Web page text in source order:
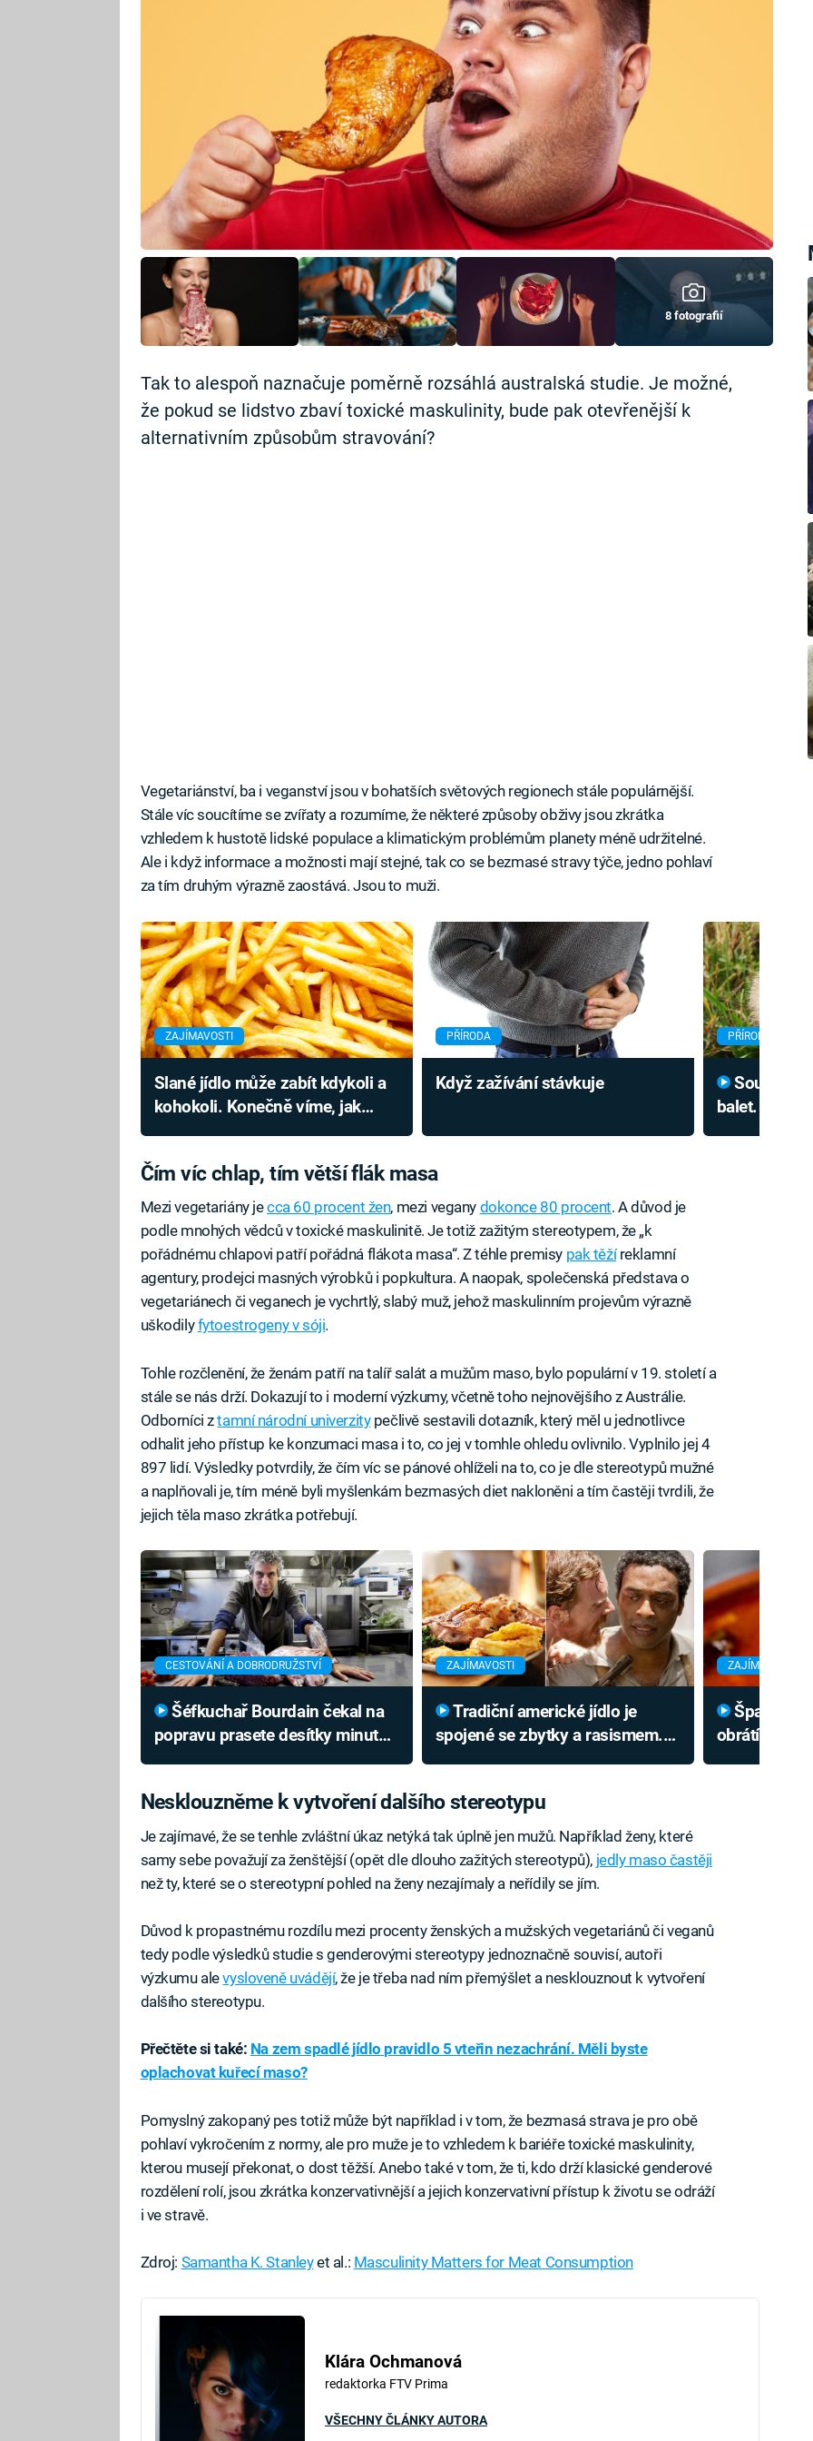
8 fotografií
Tak to alespoň naznačuje poměrně rozsáhlá australská studie. Je možné,
že pokud se lidstvo zbaví toxické maskulinity, bude pak otevřenější k
alternativním způsobům stravování?
Vegetariánství, ba i veganství jsou v bohatších světových regionech stále populárnější.
Stále víc soucítíme se zvířaty a rozumíme, že některé způsoby obživy jsou zkrátka
vzhledem k hustotě lidské populace a klimatickým problémům planety méně udržitelné.
Ale i když informace a možnosti mají stejné, tak co se bezmasé stravy týče, jedno pohlaví
za tím druhým výrazně zaostává. Jsou to muži.
ZAJÍMAVOSTI
Slané jídlo může zabít kdykoli a
kohokoli. Konečně víme, jak
PŘÍRODA
Když zažívání stávkuje
PŘÍRODA
Souboje křečků připomínají
balet. Jejich
Čím víc chlap, tím větší flák masa
Mezi vegetariány jecca 60 procent žen, mezi vegany dokonce 80 procent. A důvod je
podle mnohých vědců v toxické maskulinitě. Je totiž zažitým stereotypem, že „k
pořádnému chlapovi patří pořádná flákota masa“. Z téhle premisy pak těžíreklamní
agentury, prodejci masných výrobků i popkultura. A naopak, společenská představa o
vegetariánech či veganech je vychrtlý, slabý muž, jehož maskulinním projevům výrazně
uškodilyfytoestrogeny v sóji.
Tohle rozčlenění, že ženám patří na talíř salát a mužům maso, bylo populární v 19. století a
stále se nás drží. Dokazují to i moderní výzkumy, včetně toho nejnovějšího z Austrálie.
Odborníci ztamní národní univerzitypečlivě sestavili dotazník, který měl u jednotlivce
odhalit jeho přístup ke konzumaci masa i to, co jej v tomhle ohledu ovlivnilo. Vyplnilo jej 4
897 lidí. Výsledky potvrdily, že čím víc se pánové ohlíželi na to, co je dle stereotypů mužné
a naplňovali je, tím méně byli myšlenkám bezmasých diet nakloněni a tím častěji tvrdili, že
jejich těla maso zkrátka potřebují.
CESTOVÁNÍ A DOBRODRUŽSTVÍ
Šéfkuchař Bourdain čekal na
popravu prasete desítky minut
ZAJÍMAVOSTI
Tradiční americké jídlo je
spojené se zbytky a rasismem.
ZAJÍMAVOSTI
Španělské národní jídlo vám
obrátí
Nesklouzněme k vytvoření dalšího stereotypu
Je zajímavé, že se tenhle zvláštní úkaz netýká tak úplně jen mužů. Například ženy, které
samy sebe považují za ženštější (opět dle dlouho zažitých stereotypů), jedly maso častěji
než ty, které se o stereotypní pohled na ženy nezajímaly a neřídily se jím.
Důvod k propastnému rozdílu mezi procenty ženských a mužských vegetariánů či veganů
tedy podle výsledků studie s genderovými stereotypy jednoznačně souvisí, autoři
výzkumu alevysloveně uvádějí, že je třeba nad ním přemýšlet a nesklouznout k vytvoření
dalšího stereotypu.
Přečtěte si také: Na zem spadlé jídlo pravidlo 5 vteřin nezachrání. Měli byste
oplachovat kuřecí maso?
Pomyslný zakopaný pes totiž může být například i v tom, že bezmasá strava je pro obě
pohlaví vykročením z normy, ale pro muže je to vzhledem k bariéře toxické maskulinity,
kterou musejí překonat, o dost těžší. Anebo také v tom, že ti, kdo drží klasické genderové
rozdělení rolí, jsou zkrátka konzervativnější a jejich konzervativní přístup k životu se odráží
i ve stravě.
Zdroj: Samantha K. Stanleyet al.: Masculinity Matters for Meat Consumption
Klára Ochmanová
redaktorka FTV Prima
VŠECHNY ČLÁNKY AUTORA